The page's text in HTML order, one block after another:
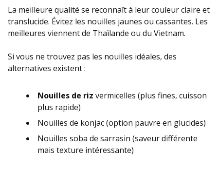
La meilleure qualité se reconnaît à leur couleur claire et
translucide. Évitez les nouilles jaunes ou cassantes. Les
meilleures viennent de Thaïlande ou du Vietnam.
Si vous ne trouvez pas les nouilles idéales, des
alternatives existent :
Nouilles de riz vermicelles (plus fines, cuisson
plus rapide)
Nouilles de konjac (option pauvre en glucides)
Nouilles soba de sarrasin (saveur différente
mais texture intéressante)